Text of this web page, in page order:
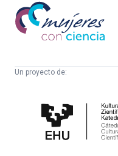
Mujeres
con
ciencia
Un proyecto de:
Cultura
Científica